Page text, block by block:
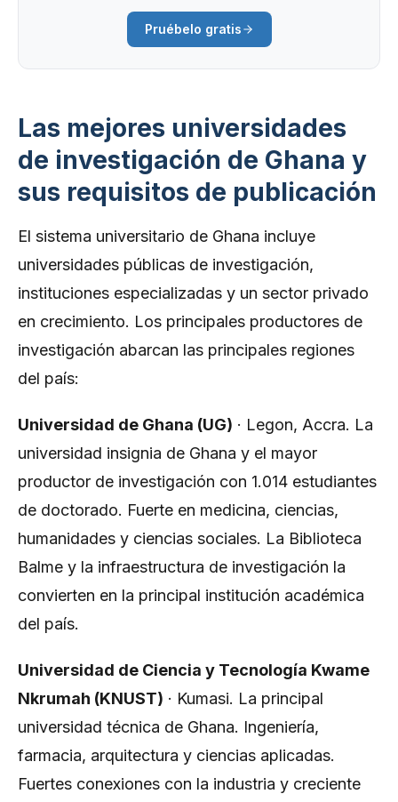
Pruébelo gratis
Las mejores universidades
de investigación de Ghana y
sus requisitos de publicación
El sistema universitario de Ghana incluye
universidades públicas de investigación,
instituciones especializadas y un sector privado
en crecimiento. Los principales productores de
investigación abarcan las principales regiones
del país:
Universidad de Ghana (UG) · Legon, Accra. La
universidad insignia de Ghana y el mayor
productor de investigación con 1.014 estudiantes
de doctorado. Fuerte en medicina, ciencias,
humanidades y ciencias sociales. La Biblioteca
Balme y la infraestructura de investigación la
convierten en la principal institución académica
del país.
Universidad de Ciencia y Tecnología Kwame
Nkrumah (KNUST) · Kumasi. La principal
universidad técnica de Ghana. Ingeniería,
farmacia, arquitectura y ciencias aplicadas.
Fuertes conexiones con la industria y creciente